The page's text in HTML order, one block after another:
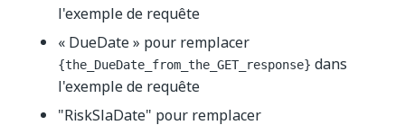
l'exemple de requête
« DueDate » pour remplacer
{the_DueDate_from_the_GET_response} dans
l'exemple de requête
"RiskSlaDate" pour remplacer